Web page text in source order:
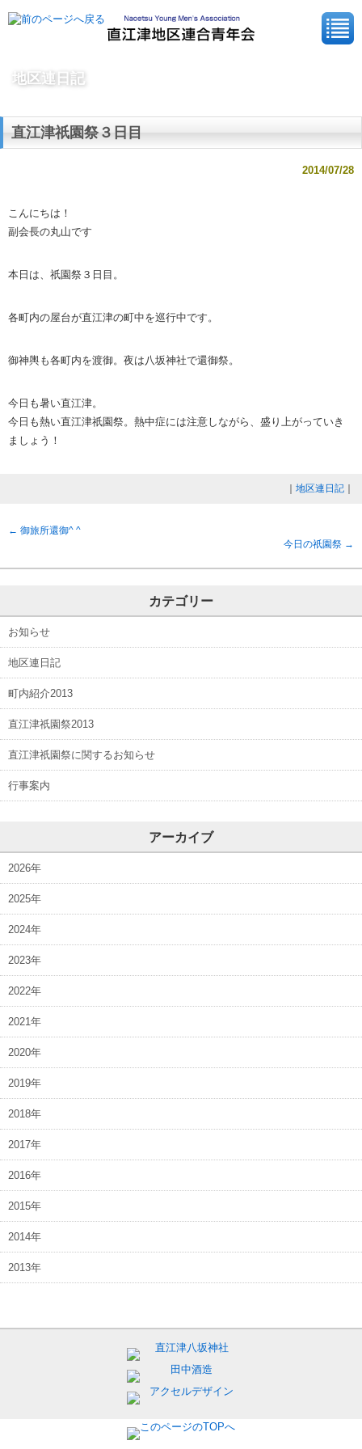
地区連日記
直江津祇園祭３日目
2014/07/28
こんにちは！
副会長の丸山です
本日は、祇園祭３日目。
各町内の屋台が直江津の町中を巡行中です。
御神輿も各町内を渡御。夜は八坂神社で還御祭。
今日も暑い直江津。
今日も熱い直江津祇園祭。熱中症には注意しながら、盛り上がっていき
ましょう！
地区連日記
← 御旅所還御^ ^
今日の祇園祭 →
カテゴリー
お知らせ
地区連日記
町内紹介2013
直江津祇園祭2013
直江津祇園祭に関するお知らせ
行事案内
アーカイブ
2026年
2025年
2024年
2023年
2022年
2021年
2020年
2019年
2018年
2017年
2016年
2015年
2014年
2013年